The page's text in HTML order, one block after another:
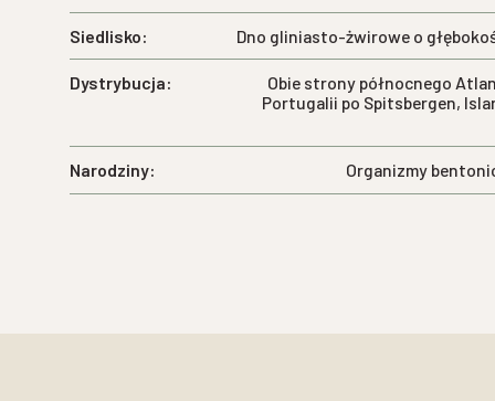
Siedlisko: Dno gliniasto-żwirowe o
Dystrybucja:
Obie strony północnego
Portugalii po Spitsbergen,
Narodziny: Organizmy